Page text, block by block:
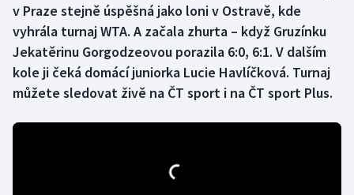
Dostihy
Florbal
Futsal
v Praze stejně úspěšná jako loni v Ostravě, kde
vyhrála turnaj WTA. A začala zhurta – když Gruzínku
Jekatěrinu Gorgodzeovou porazila 6:0, 6:1. V dalším
kole ji čeká domácí juniorka Lucie Havlíčková. Turnaj
můžete sledovat živě na ČT sport i na ČT sport Plus.